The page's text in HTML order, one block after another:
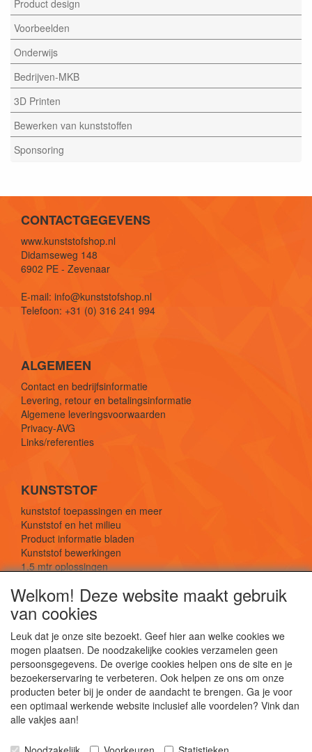
Product design
Voorbeelden
Onderwijs
Bedrijven-MKB
3D Printen
Bewerken van kunststoffen
Sponsoring
CONTACTGEGEVENS
www.kunststofshop.nl
Didamseweg 148
6902 PE - Zevenaar
E-mail: info@kunststofshop.nl
Telefoon: +31 (0) 316 241 994
ALGEMEEN
Contact en bedrijfsinformatie
Levering, retour en betalingsinformatie
Algemene leveringsvoorwaarden
Privacy-AVG
Links/referenties
KUNSTSTOF
kunststof toepassingen en meer
Kunststof en het milieu
Product informatie bladen
Kunststof bewerkingen
1,5 mtr oplossingen
SOCIALE MEDIA
De webshop voor kunststof platen, folies, buizen
Kunststof bewerkingen, productontwerp en
Welkom! Deze website maakt gebruik
van cookies
Leuk dat je onze site bezoekt. Geef hier aan welke cookies we
mogen plaatsen. De noodzakelijke cookies verzamelen geen
persoonsgegevens. De overige cookies helpen ons de site en je
bezoekerservaring te verbeteren. Ook helpen ze ons om onze
producten beter bij je onder de aandacht te brengen. Ga je voor
een optimaal werkende website inclusief alle voordelen? Vink dan
alle vakjes aan!